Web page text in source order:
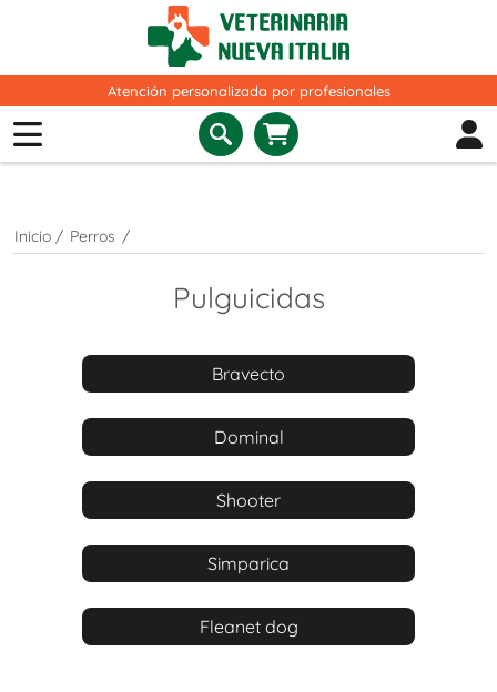
Atención personalizada por profesionales
Inicio / Perros /
Pulguicidas
Bravecto
Dominal
Shooter
Simparica
Fleanet dog